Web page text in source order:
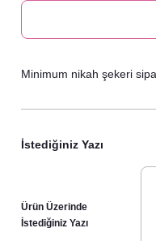
Minimum nikah şekeri
İstediğiniz Yazı
Ürün Üzerinde
İstediğiniz Yazı